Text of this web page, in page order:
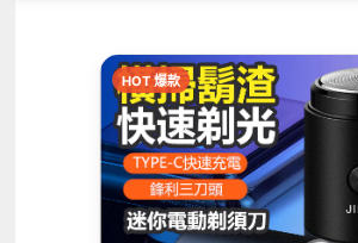
HOT 爆款